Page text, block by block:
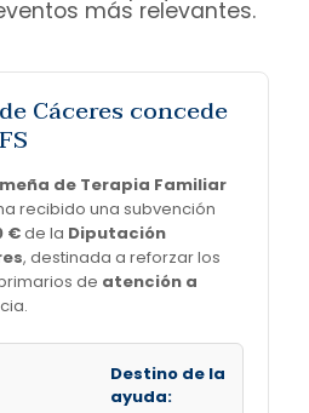
más relevantes.
Cáceres concede
de Terapia Familiar
recibido una subvención
€de la Diputación
, destinada a reforzar los
de atención a
Destino de la
ayuda: